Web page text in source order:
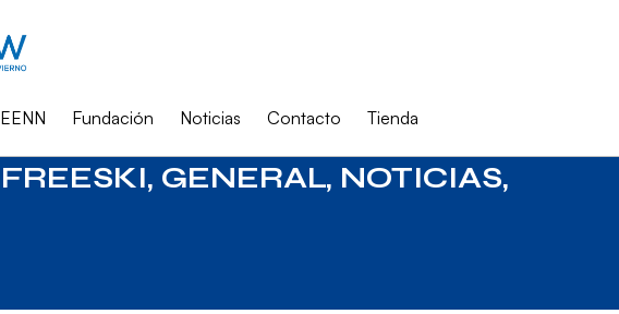
EENN Fundación Noticias Contacto Tienda
FREESKI, GENERAL, NOTICIAS,